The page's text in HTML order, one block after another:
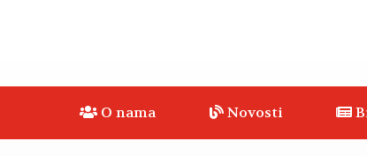
O nama Novosti